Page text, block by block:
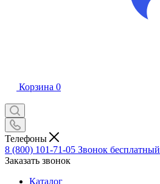
Корзина 0
Телефоны
8 (800) 101-71-05 Звонок бесплатный
Заказать звонок
Каталог